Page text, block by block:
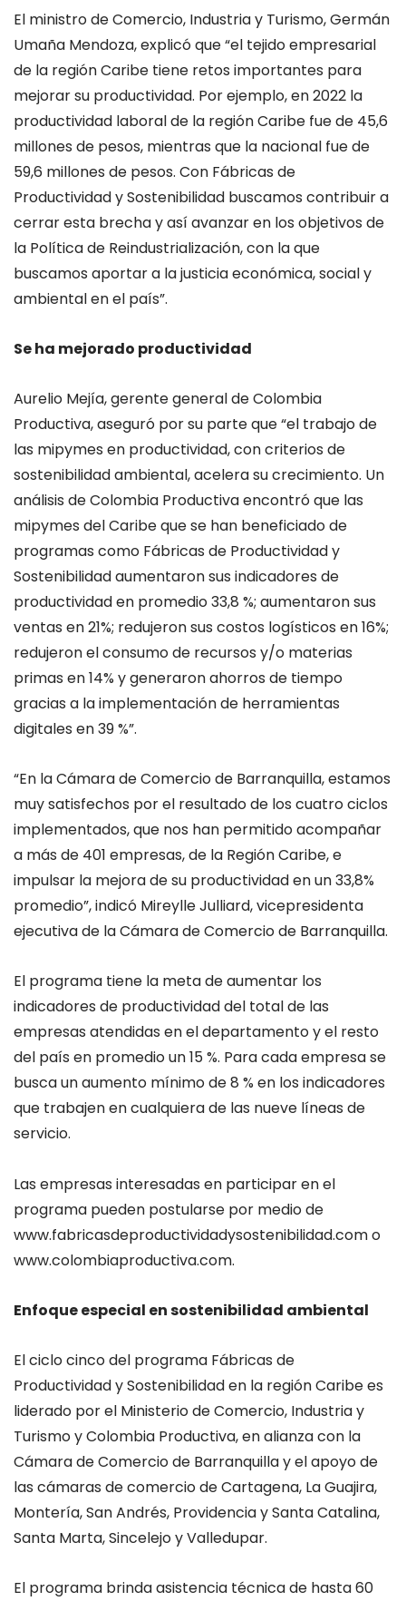
El ministro de Comercio, Industria y Turismo, Germán
Umaña Mendoza, explicó que “el tejido empresarial
de la región Caribe tiene retos importantes para
mejorar su productividad. Por ejemplo, en 2022 la
productividad laboral de la región Caribe fue de 45,6
millones de pesos, mientras que la nacional fue de
59,6 millones de pesos. Con Fábricas de
Productividad y Sostenibilidad buscamos contribuir a
cerrar esta brecha y así avanzar en los objetivos de
la Política de Reindustrialización, con la que
buscamos aportar a la justicia económica, social y
ambiental en el país”.
Se ha mejorado productividad
Aurelio Mejía, gerente general de Colombia
Productiva, aseguró por su parte que “el trabajo de
las mipymes en productividad, con criterios de
sostenibilidad ambiental, acelera su crecimiento. Un
análisis de Colombia Productiva encontró que las
mipymes del Caribe que se han beneficiado de
programas como Fábricas de Productividad y
Sostenibilidad aumentaron sus indicadores de
productividad en promedio 33,8 %; aumentaron sus
ventas en 21%; redujeron sus costos logísticos en 16%;
redujeron el consumo de recursos y/o materias
primas en 14% y generaron ahorros de tiempo
gracias a la implementación de herramientas
digitales en 39 %”.
“En la Cámara de Comercio de Barranquilla, estamos
muy satisfechos por el resultado de los cuatro ciclos
implementados, que nos han permitido acompañar
a más de 401 empresas, de la Región Caribe, e
impulsar la mejora de su productividad en un 33,8%
promedio”, indicó Mireylle Julliard, vicepresidenta
ejecutiva de la Cámara de Comercio de Barranquilla.
El programa tiene la meta de aumentar los
indicadores de productividad del total de las
empresas atendidas en el departamento y el resto
del país en promedio un 15 %. Para cada empresa se
busca un aumento mínimo de 8 % en los indicadores
que trabajen en cualquiera de las nueve líneas de
servicio.
Las empresas interesadas en participar en el
programa pueden postularse por medio de
www.fabricasdeproductividadysostenibilidad.com o
www.colombiaproductiva.com.
Enfoque especial en sostenibilidad ambiental
El ciclo cinco del programa Fábricas de
Productividad y Sostenibilidad en la región Caribe es
liderado por el Ministerio de Comercio, Industria y
Turismo y Colombia Productiva, en alianza con la
Cámara de Comercio de Barranquilla y el apoyo de
las cámaras de comercio de Cartagena, La Guajira,
Montería, San Andrés, Providencia y Santa Catalina,
Santa Marta, Sincelejo y Valledupar.
El programa brinda asistencia técnica de hasta 60